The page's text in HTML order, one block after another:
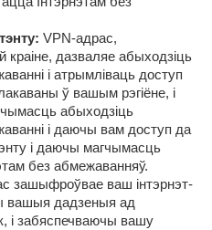
VPN-адрас,
дазваляе абыходзіць
і атрымліваць доступ
ў вашым рэгіёне, і
абыходзіць
і даючы вам доступ да
і даючы магчымасць
без абмежаванняў.
зашыфроўвае ваш інтэрнэт-
вашыя дадзеныя ад
і забяспечваючы вашу